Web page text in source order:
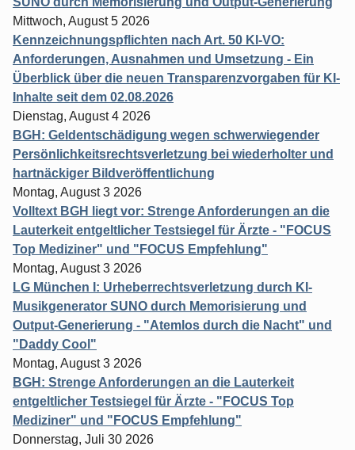
Mittwoch, August 5 2026
Kennzeichnungspflichten nach Art. 50 KI-VO:
Anforderungen, Ausnahmen und Umsetzung - Ein
Überblick über die neuen Transparenzvorgaben für KI-
Inhalte seit dem 02.08.2026
Dienstag, August 4 2026
BGH: Geldentschädigung wegen schwerwiegender
Persönlichkeitsrechtsverletzung bei wiederholter und
hartnäckiger Bildveröffentlichung
Montag, August 3 2026
Volltext BGH liegt vor: Strenge Anforderungen an die
Lauterkeit entgeltlicher Testsiegel für Ärzte - "FOCUS
Top Mediziner" und "FOCUS Empfehlung"
Montag, August 3 2026
LG München I: Urheberrechtsverletzung durch KI-
Musikgenerator SUNO durch Memorisierung und
Output-Generierung - "Atemlos durch die Nacht" und
"Daddy Cool"
Montag, August 3 2026
BGH: Strenge Anforderungen an die Lauterkeit
entgeltlicher Testsiegel für Ärzte - "FOCUS Top
Mediziner" und "FOCUS Empfehlung"
Donnerstag, Juli 30 2026